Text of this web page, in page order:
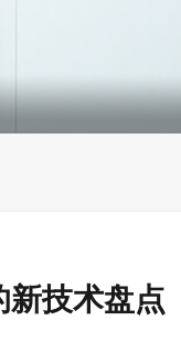
技术盘点